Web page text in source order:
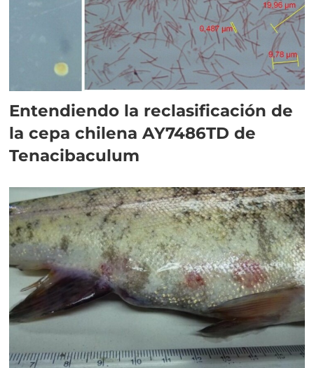
Entendiendo la reclasificación de
la cepa chilena AY7486TD de
Tenacibaculum